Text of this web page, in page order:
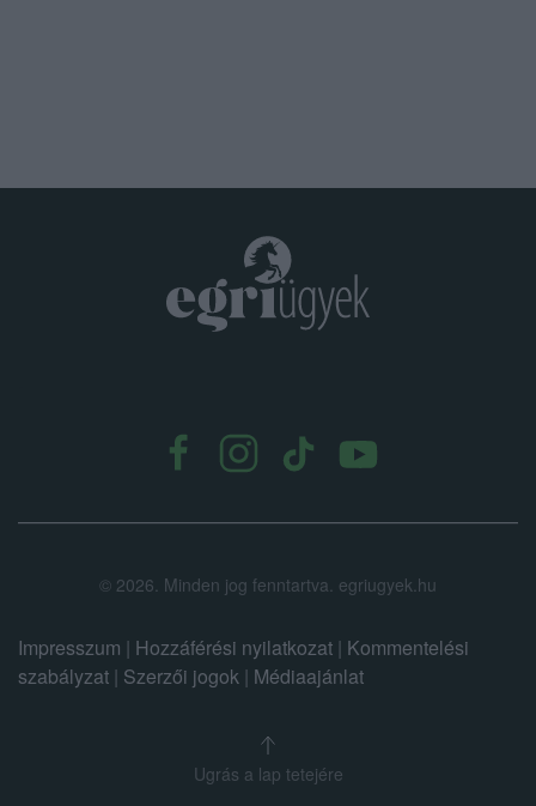
© 2026. Minden jog fenntartva. egriugyek.hu
Impresszum | Hozzáférési nyilatkozat | Kommentelési
szabályzat | Szerzői jogok | Médiaajánlat
Ugrás a lap tetejére